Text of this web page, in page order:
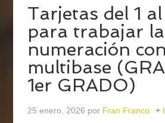
Tarjetas del 1
para trabajar la
numeración
multibase
1er GRADO)
25 enero, 2026 por Fran Franco